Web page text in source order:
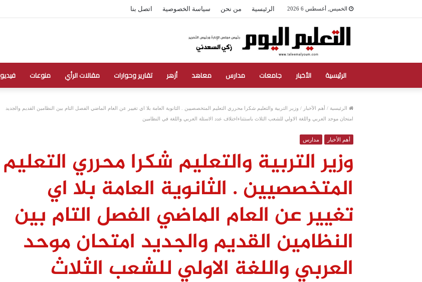
الخميس, أغسطس 6 2026 الرئيسية من نحن سياسة الخصوصية اتصل بنا
الرئيسية الأخبار جامعات مدارس معاهد أزهر تقارير وحوارات مقالات الرأي منوعات فيديو
الرئيسية / أهم الأخبار / وزير التربية والتعليم شكرا محرري التعليم المتخصصيين . الثانوية العامة بلا اي تغيير عن العام الماضي الفصل التام بين النظامين القديم والجديد
امتحان موحد العربي واللغة الاولي للشعب الثلاث باستثناءاختلاف عدد الاسئلة العربي واللغة في النظامين
أهم الأخبار مدارس
وزير التربية والتعليم شكرا محرري التعليم
المتخصصيين . الثانوية العامة بلا اي
تغيير عن العام الماضي الفصل التام بين
النظامين القديم والجديد امتحان موحد
العربي واللغة الاولي للشعب الثلاث